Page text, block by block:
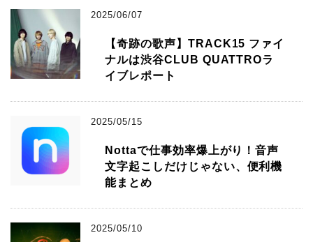
2025/06/07
【奇跡の歌声】TRACK15 ファイ
ナルは渋谷CLUB QUATTROラ
イブレポート
2025/05/15
Nottaで仕事効率爆上がり！音声
文字起こしだけじゃない、便利機
能まとめ
2025/05/10